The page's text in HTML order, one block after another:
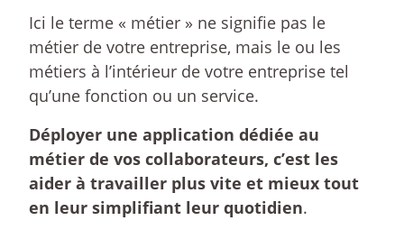
Ici le terme « métier » ne signifie pas le
métier de votre entreprise, mais le ou les
métiers à l’intérieur de votre entreprise tel
qu’une fonction ou un service.
Déployer une application dédiée au
métier de vos collaborateurs, c’est les
aider à travailler plus vite et mieux tout
en leur simplifiant leur quotidien.